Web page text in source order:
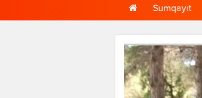
Ana
Səhifə
Sumqayıt